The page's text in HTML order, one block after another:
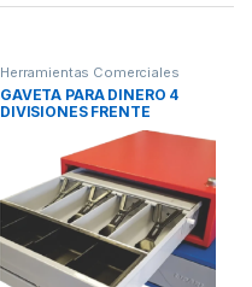
Herramientas Comerciales
GAVETA PARA DINERO 4
DIVISIONES FRENTE
ESMALTADO 146 LIPARI